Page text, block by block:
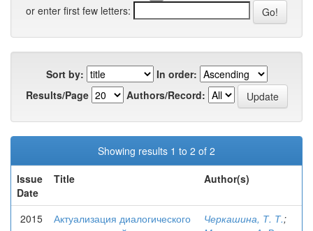
or enter first few letters:
Sort by:
In order:
Results/Page
Authors/Record:
Showing results 1 to 2 of 2
Issue
Date
Title Author(s)
2015
Актуализация диалогического
Черкашина, Т. Т.;